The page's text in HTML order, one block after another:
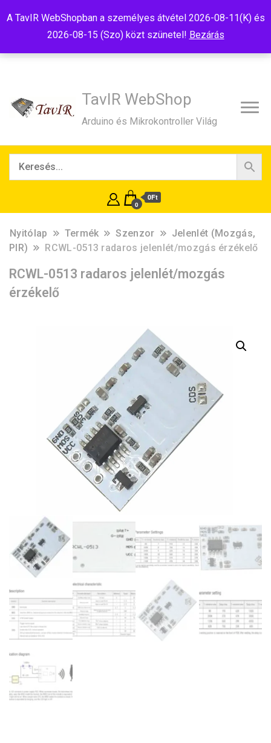
A TavIR WebShopban a személyes átvétel 2026-08-11(K) és
2026-08-15 (Szo) közt szünetel! Bezárás
TavIR WebShop
Arduino és Mikrokontroller Világ
0
0Ft
Nyitólap Termék Szenzor
Jelenlét (Mozgás,
PIR)
RCWL-0513 radaros jelenlét/mozgás érzékelő
RCWL-0513 radaros jelenlét/mozgás
érzékelő